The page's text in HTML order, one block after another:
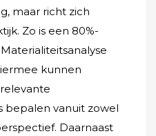
maar richt zich
Zo is een 80%-
kunnen
bepalen vanuit zowel
Daarnaast